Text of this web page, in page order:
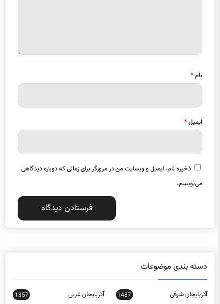
نام*
ایمیل*
ذخیره نام، ایمیل و وبسایت من در مرورگر برای زمانی که دوباره دیدگاهی
می‌نویسم.
دسته بندی موضوعات
آذربایجان شرقی 1487 آذربایجان غربی 1357